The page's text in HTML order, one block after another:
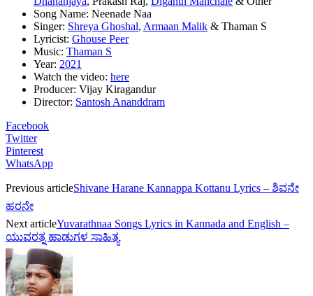
Song Name: Neenade Naa
Singer: Shreya Ghoshal, Armaan Malik & Thaman S
Lyricist: Ghouse Peer
Music: Thaman S
Year: 2021
Watch the video: here
Producer: Vijay Kiragandur
Director: Santosh Ananddram
Facebook
Twitter
Pinterest
WhatsApp
Previous articleShivane Harane Kannappa Kottanu Lyrics – ಶಿವನೇ
ಹರನೇ
Next articleYuvarathnaa Songs Lyrics in Kannada and English –
ಯುವರತ್ನ ಹಾಡುಗಳ ಸಾಹಿತ್ಯ